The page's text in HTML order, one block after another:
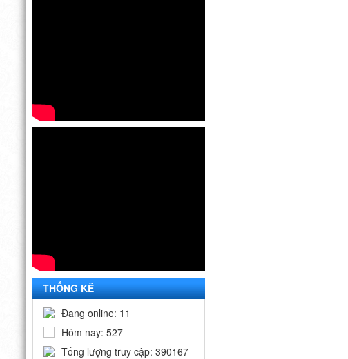
THỐNG KÊ
Đang online: 11
Hôm nay: 527
Tống lượng truy cập: 390167